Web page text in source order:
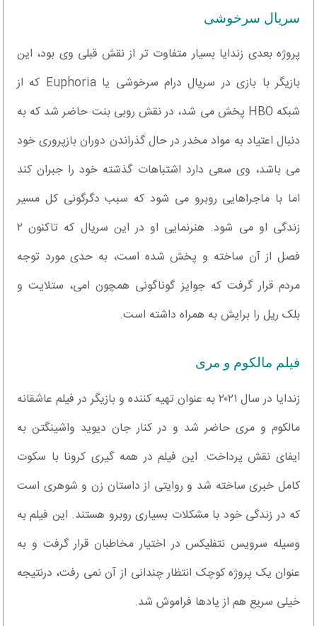
سریال سرخوشی
پروژه بعدی زندایا بسیار متفاوت تر از نقش قبلی وی بود، این
بازیگر با بازی در سریال درام سرخوشی یا Euphoria که از
شبکه HBO پخش می شد، در نقش روبی بنت حاضر شد که به
دنبال اعتیاد به مواد مخدر در حال گذراندن دوران بازپروری خود
می باشد، وی سعی دارد اشتباهات گذشته خود را جبران کند
اما با ماجراهایی روبرو می شود که سبب دگرگونی کل مسیر
زندگی او می شود. هنرنمایی او در این سریال که تاکنون ۲
فصل از آن ساخته و پخش شده است، به حدی مورد توجه
مردم قرار گرفت که جوایز گوناگونی همچون امی، ستلایت و
بلک ریل را برایش به همراه داشته است.
فیلم مالکوم و مری
زندایا در سال ۲۰۲۱ به عنوان تهیه کننده و بازیگر در فیلم عاشقانه
مالکوم و مری حاضر شد و در کنار جان دیوید واشینگتن به
ایفای نقش پرداخت. این فیلم در همه گیری کرونا با سکوت
کامل خبری ساخته شد و روایتی از داستان زن و شوهری است
که در زندگی خود با مشکلات بسیاری روبرو هستند. این فیلم به
وسیله سرویس نتفلیکس در اختیار مخاطبان قرار گرفت و به
عنوان یک پروژه کوچک انتظار چندانی از آن نمی رفت، درنتیجه
خیلی سریع هم از یادها فراموش شد.